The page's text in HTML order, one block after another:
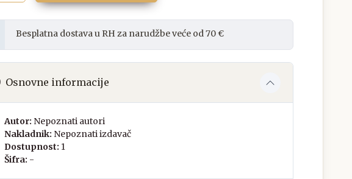
Besplatna dostava u RH za narudžbe veće od 70 €
Osnovne informacije
Autor: Nepoznati autori
Nakladnik: Nepoznati izdavač
Dostupnost: 1
Šifra: -